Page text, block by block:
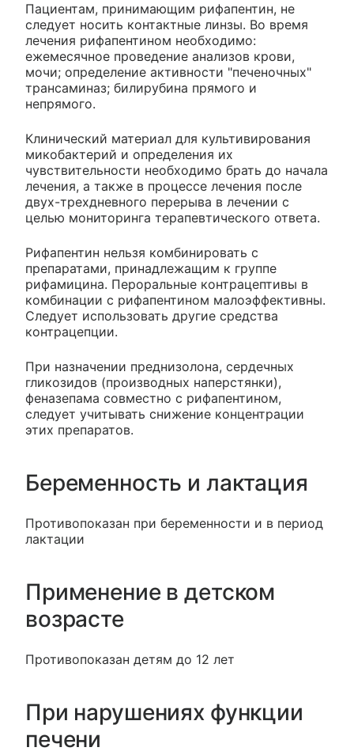
Пациентам, принимающим рифапентин, не
следует носить контактные линзы. Во время
лечения рифапентином необходимо:
ежемесячное проведение анализов крови,
мочи; определение активности "печеночных"
трансаминаз; билирубина прямого и
непрямого.
Клинический материал для культивирования
микобактерий и определения их
чувствительности необходимо брать до начала
лечения, а также в процессе лечения после
двух-трехдневного перерыва в лечении с
целью мониторинга терапевтического ответа.
Рифапентин нельзя комбинировать с
препаратами, принадлежащим к группе
рифамицина. Пероральные контрацептивы в
комбинации с рифапентином малоэффективны.
Следует использовать другие средства
контрацепции.
При назначении преднизолона, сердечных
гликозидов (производных наперстянки),
феназепама совместно с рифапентином,
следует учитывать снижение концентрации
этих препаратов.
Беременность и лактация
Противопоказан при беременности и в период
лактации
Применение в детском
возрасте
Противопоказан детям до 12 лет
При нарушениях функции
печени